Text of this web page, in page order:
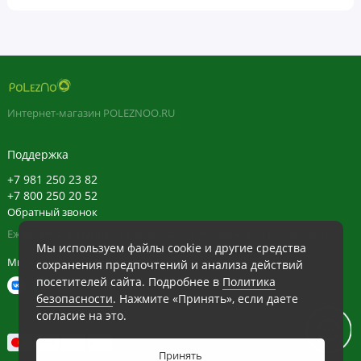
Размер порции:
Порций в упаковке:прибл. 91
Калории
† Суточная норма не определена.
Ингредиенты
L-глютамин (в свободной форме)
Мы используем файлы cookie и другие средства
сохранения предпочтений и анализа действий
посетителей сайта. Подробнее в Политика
безопасности. Нажмите «Принять», если даете
согласие на это.
Принять
Интернет-магазин POLEZNOO.RU
Поддержка
+7 981 250 23 82
+7 800 250 20 52
Обратный звонок
Ежедневно в будние с 11:30 до 20:30, в выходные с 11:30 до 19:30
Мы в сети